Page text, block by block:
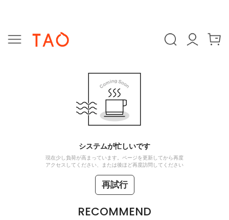
システムが忙しいです
現在少し負荷が高まっています。ページを更新してから再度
アクセスしてください、または後ほど再度訪問してください
再試行
RECOMMEND